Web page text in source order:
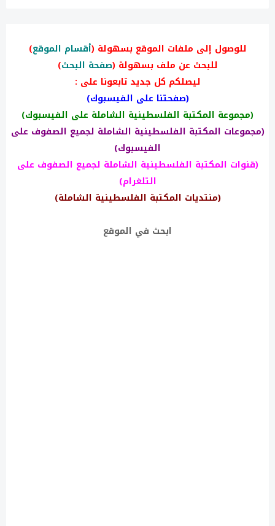
للوصول إلى ملفات الموقع بسهولة (أقسام الموقع)
للبحث عن ملف بسهولة (صفحة البحث)
ليصلكم كل جديد تابعونا على :
(صفحتنا على الفيسبوك)
(مجموعة المكتبة الفلسطينية الشاملة على الفيسبوك)
(مجموعات المكتبة الفلسطينية الشاملة لجميع الصفوف على
الفيسبوك)
(قنوات المكتبة الفلسطينية الشاملة لجميع الصفوف على
التلغرام)
(منتديات المكتبة الفلسطينية الشاملة)
ابحث في الموقع